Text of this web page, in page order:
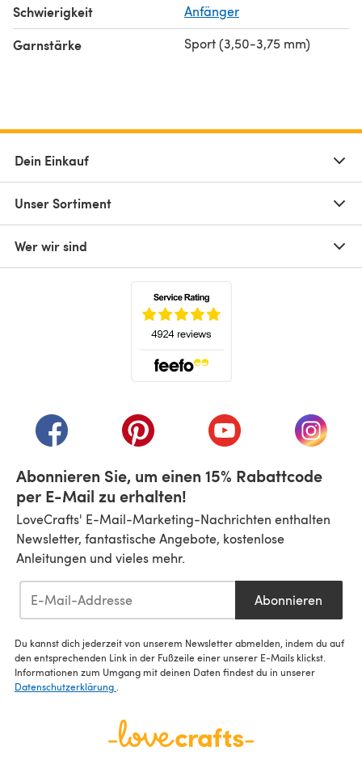
Schwierigkeit Anfänger
Garnstärke Sport (3,50-3,75 mm)
Dein Einkauf
Unser Sortiment
Wer wir sind
(öffnet sich in einem neuen Tab)
(öffnet sich in einem neuen Tab)
(öffnet sich in einem
(öffnet
Abonnieren Sie, um einen 15% Rabattcode
per E-Mail zu erhalten!
LoveCrafts' E-Mail-Marketing-Nachrichten enthalten
Newsletter, fantastische Angebote, kostenlose
Anleitungen und vieles mehr.
Abonnieren
Du kannst dich jederzeit von unserem Newsletter abmelden, indem du auf
den entsprechenden Link in der Fußzeile einer unserer E-Mails klickst.
Informationen zum Umgang mit deinen Daten findest du in unserer
Datenschutzerklärung